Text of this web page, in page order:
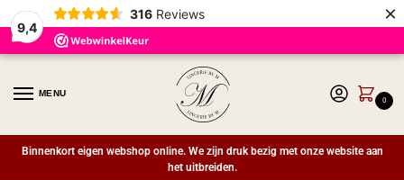
9,4
316 Reviews ×
MENU
0
Binnenkort eigen webshop online. We zijn druk bezig met onze website aan
het uitbreiden.